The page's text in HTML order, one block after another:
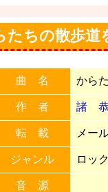
たちの散歩道
曲 名 から
作 者 諸
転 載 メー
ジャンル ロッ
音 源